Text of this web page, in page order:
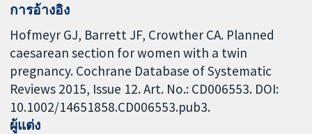
การอ้างอิง
Hofmeyr GJ, Barrett JF, Crowther CA. Planned
caesarean section for women with a twin
pregnancy. Cochrane Database of Systematic
Reviews 2015, Issue 12. Art. No.: CD006553. DOI:
10.1002/14651858.CD006553.pub3.
ผู้แต่ง